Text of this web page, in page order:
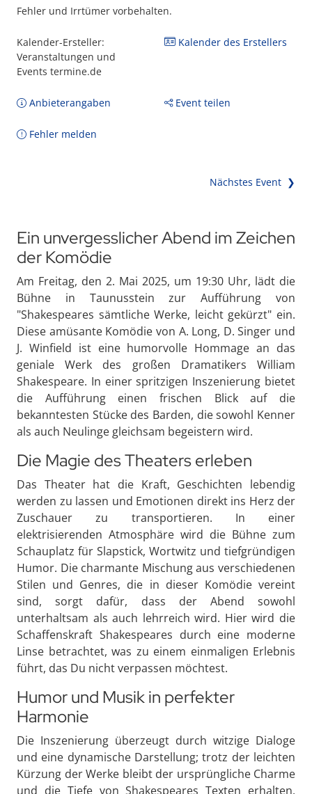
Fehler und Irrtümer vorbehalten.
Kalender-Ersteller:
Veranstaltungen und
Events termine.de
Kalender des Erstellers
Anbieterangaben Event teilen
Fehler melden
Nächstes Event ❯
Ein unvergesslicher Abend im Zeichen
der Komödie
Am Freitag, den 2. Mai 2025, um 19:30 Uhr, lädt die
Bühne in Taunusstein zur Aufführung von
"Shakespeares sämtliche Werke, leicht gekürzt" ein.
Diese amüsante Komödie von A. Long, D. Singer und
J. Winfield ist eine humorvolle Hommage an das
geniale Werk des großen Dramatikers William
Shakespeare. In einer spritzigen Inszenierung bietet
die Aufführung einen frischen Blick auf die
bekanntesten Stücke des Barden, die sowohl Kenner
als auch Neulinge gleichsam begeistern wird.
Die Magie des Theaters erleben
Das Theater hat die Kraft, Geschichten lebendig
werden zu lassen und Emotionen direkt ins Herz der
Zuschauer zu transportieren. In einer
elektrisierenden Atmosphäre wird die Bühne zum
Schauplatz für Slapstick, Wortwitz und tiefgründigen
Humor. Die charmante Mischung aus verschiedenen
Stilen und Genres, die in dieser Komödie vereint
sind, sorgt dafür, dass der Abend sowohl
unterhaltsam als auch lehrreich wird. Hier wird die
Schaffenskraft Shakespeares durch eine moderne
Linse betrachtet, was zu einem einmaligen Erlebnis
führt, das Du nicht verpassen möchtest.
Humor und Musik in perfekter
Harmonie
Die Inszenierung überzeugt durch witzige Dialoge
und eine dynamische Darstellung; trotz der leichten
Kürzung der Werke bleibt der ursprüngliche Charme
und die Tiefe von Shakespeares Texten erhalten.